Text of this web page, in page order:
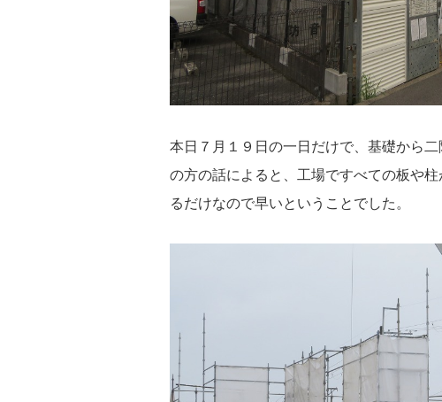
本日７月１９日の一日だけで、基礎から
の方の話によると、工場ですべての板や
るだけなので早いということでした。